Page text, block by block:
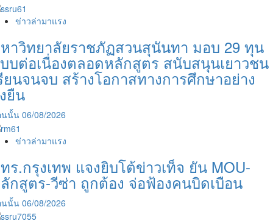
สุวรรณภูมิ
หลักสูตร
อุตสาหกรรม
บันเทิง
เตรียม
ลูก
ข่าวล่ามาแรง
าวิทยาลัยราชภัฏสวนสุนันทา มอบ 29 ทุน
บต่อเนื่องตลอดหลักสูตร สนับสนุนเยาวชน
ยนจนจบ สร้างโอกาสทางการศึกษาอย่าง
ยืน
นนั้น 06/08/2026
ข่าวล่ามาแรง
ร.กรุงเทพ แจงยิบโต้ข่าวเท็จ ยัน MOU-
กสูตร-วีซ่า ถูกต้อง จ่อฟ้องคนบิดเบือน
นนั้น 06/08/2026